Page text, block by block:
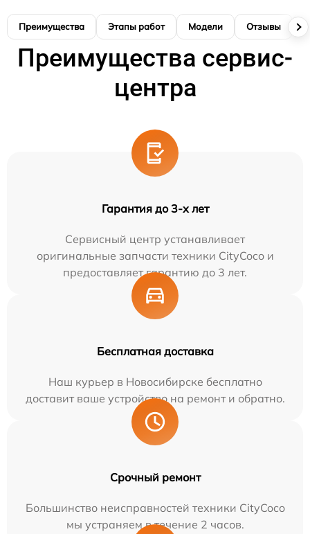
Преимущества Этапы работ Модели Отзывы
Преимущества сервис-
центра
Гарантия до 3-х лет
Сервисный центр устанавливает
оригинальные запчасти техники CityCoco и
предоставляет гарантию до 3 лет.
Бесплатная доставка
Наш курьер в Новосибирске бесплатно
доставит ваше устройство на ремонт и обратно.
Срочный ремонт
Большинство неисправностей техники CityCoco
мы устраняем в течение 2 часов.